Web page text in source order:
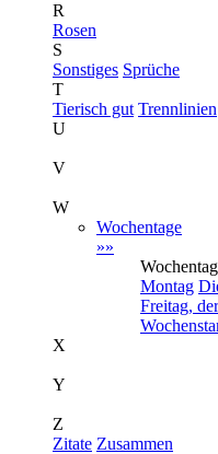
R
Rosen
S
Sonstiges Sprüche
T
Tierisch gut Trennlinien
U
V
W
Wochentage
»»
Montag
Freitag,
X
Y
Z
Zitate Zusammen